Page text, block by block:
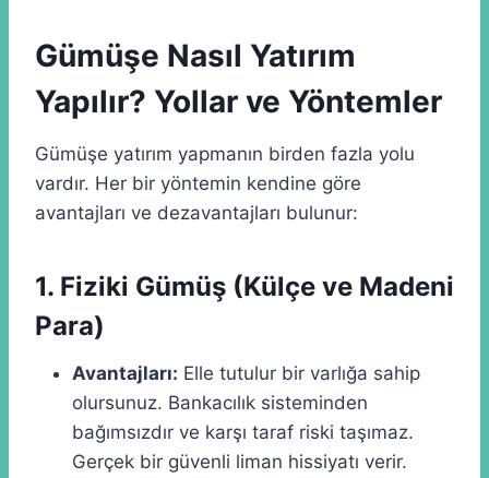
Gümüşe Nasıl Yatırım
Yapılır? Yollar ve Yöntemler
Gümüşe yatırım yapmanın birden fazla yolu
vardır. Her bir yöntemin kendine göre
avantajları ve dezavantajları bulunur:
1. Fiziki Gümüş (Külçe ve Madeni
Para)
Avantajları: Elle tutulur bir varlığa sahip
olursunuz. Bankacılık sisteminden
bağımsızdır ve karşı taraf riski taşımaz.
Gerçek bir güvenli liman hissiyatı verir.